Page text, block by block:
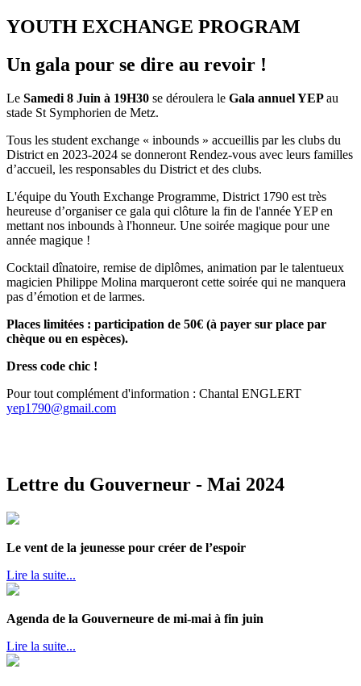
YOUTH EXCHANGE PROGRAM
Un gala pour se dire au revoir !
Le Samedi 8 Juin à 19H30 se déroulera le Gala annuel YEP au
stade St Symphorien de Metz.
Tous les student exchange « inbounds » accueillis par les clubs du
District en 2023-2024 se donneront Rendez-vous avec leurs familles
d’accueil, les responsables du District et des clubs.
L'équipe du Youth Exchange Programme, District 1790 est très
heureuse d’organiser ce gala qui clôture la fin de l'année YEP en
mettant nos inbounds à l'honneur. Une soirée magique pour une
année magique !
Cocktail dînatoire, remise de diplômes, animation par le talentueux
magicien Philippe Molina marqueront cette soirée qui ne manquera
pas d’émotion et de larmes.
Places limitées : participation de 50€ (à payer sur place par
chèque ou en espèces).
Dress code chic !
Pour tout complément d'information : Chantal ENGLERT
yep1790@gmail.com
Lettre du Gouverneur - Mai 2024
Le vent de la jeunesse pour créer de l’espoir
Lire la suite...
Agenda de la Gouverneure de mi-mai à fin juin
Lire la suite...